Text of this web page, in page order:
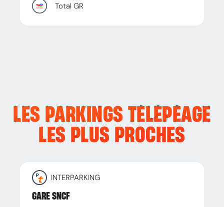
Total GR
LES PARKINGS TÉLÉPÉAGE
LES PLUS PROCHES
INTERPARKING
GARE SNCF